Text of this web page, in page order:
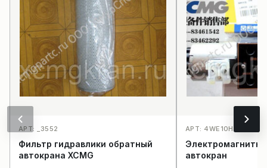
АРТ: _3552
Фильтр гидравлики обратный
автокрана XCMG
АРТ: 4WE10H-A/
автокран